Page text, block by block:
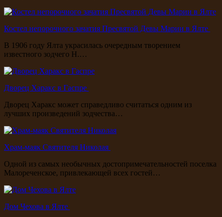
Костел непорочного зачатия Пресвятой Девы Марии в Ялте
В 1906 году Ялта украсилась очередным творением
известного зодчего Н.…
Дворец Харакс в Гаспре
Дворец Харакс может справедливо считаться одним из
лучших произведений зодчества…
Храм-маяк Святителя Николая
Одной из самых необычных достопримечательностей поселка
Малореченское, привлекающей всех гостей…
Дом Чехова в Ялте